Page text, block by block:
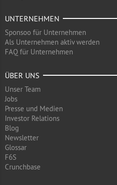
UNTERNEHMEN
Sponsoo für Unternehmen
Als Unternehmen aktiv werden
FAQ für Unternehmen
ÜBER UNS
Unser Team
Jobs
Presse und Medien
Investor Relations
Blog
Newsletter
Glossar
F6S
Crunchbase